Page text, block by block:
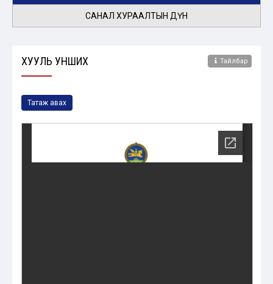
САНАЛ ХУРААЛТЫН ДҮН
ХУУЛЬ УНШИХ Тайлбар
Татаж авах